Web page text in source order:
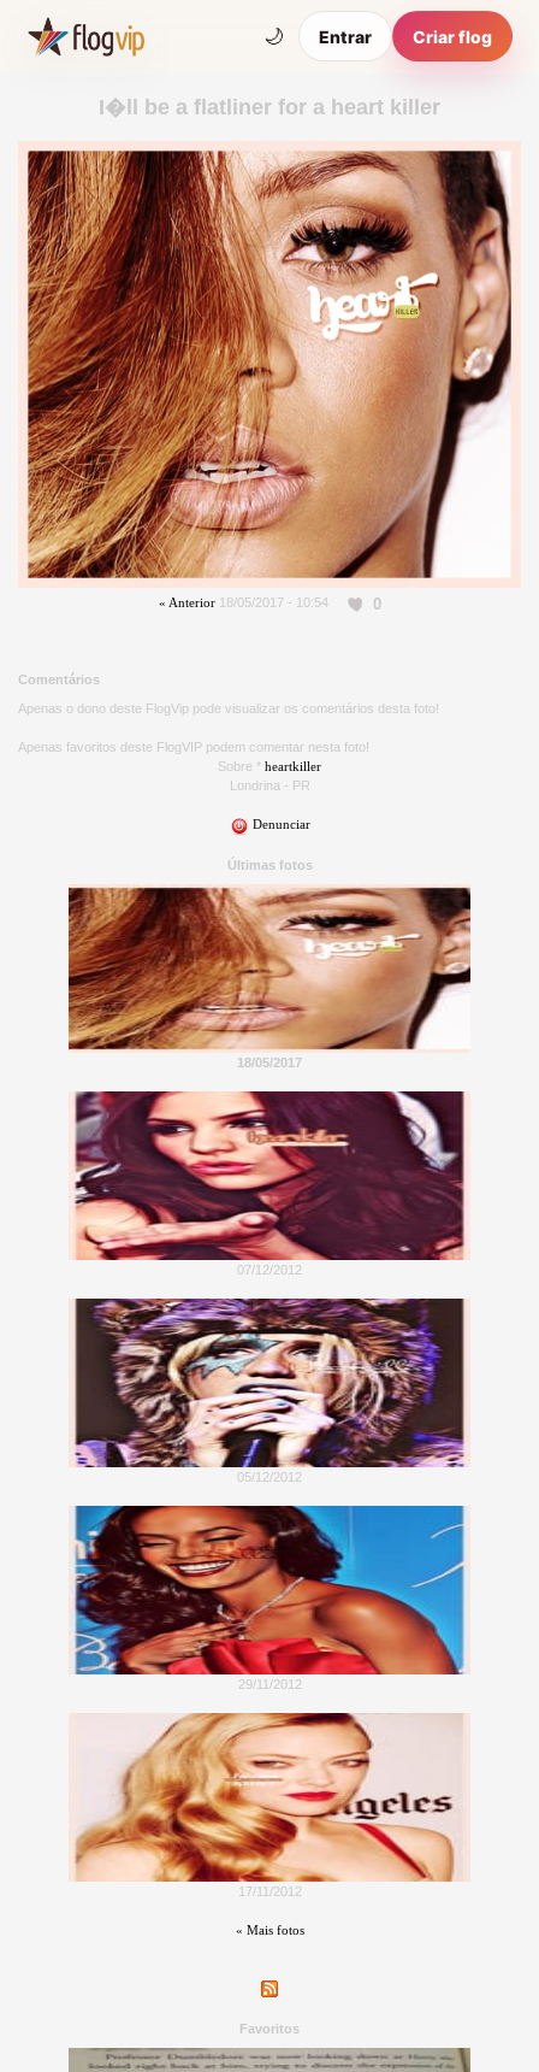
🌙 Entrar Criar flog
I�ll be a flatliner for a heart killer
« Anterior18/05/2017 - 10:54 0
Comentários
Apenas o dono deste FlogVip pode visualizar os comentários desta foto!
Apenas favoritos deste FlogVIP podem comentar nesta foto!
Sobre * heartkiller
Londrina - PR
Denunciar
Últimas fotos
18/05/2017
07/12/2012
05/12/2012
29/11/2012
17/11/2012
« Mais fotos
Favoritos